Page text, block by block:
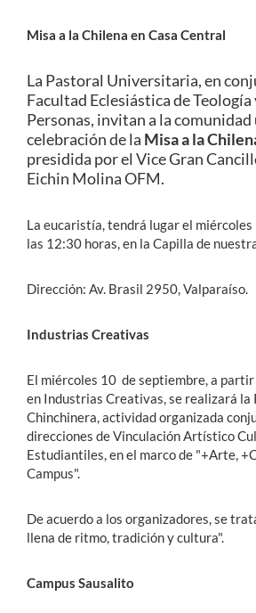
Misa a la Chilena en Casa Central
La Pastoral Universitaria, en
Facultad Eclesiástica de
Personas, invitan a la
celebración de la Misa a la
presidida por el Vice Gran
Eichin Molina OFM.
La eucaristía, tendrá lugar el miércoles
las 12:30 horas, en la Capilla de
Dirección: Av. Brasil 2950, Valparaíso.
Industrias Creativas
El miércoles 10 de septiembre, a
en Industrias Creativas, se realizará la
Chinchinera, actividad organizada
direcciones de Vinculación Artístico
Estudiantiles, en el marco de "+Arte,
Campus".
De acuerdo a los organizadores, se
llena de ritmo, tradición y cultura".
Campus Sausalito